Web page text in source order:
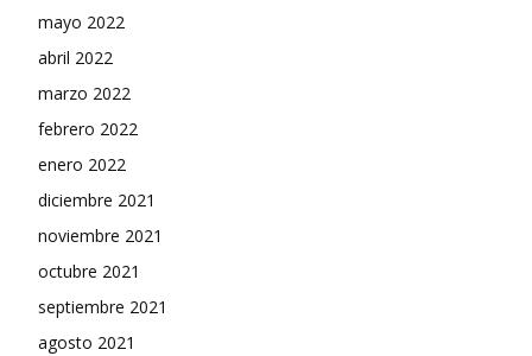
mayo 2022
abril 2022
marzo 2022
febrero 2022
enero 2022
diciembre 2021
noviembre 2021
octubre 2021
septiembre 2021
agosto 2021